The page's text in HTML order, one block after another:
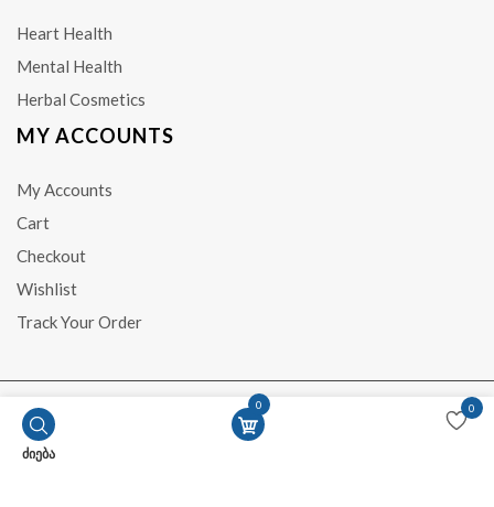
ძიება
0 0
Heart Health
Mental Health
Herbal Cosmetics
MY ACCOUNTS
My Accounts
Cart
Checkout
Wishlist
Track Your Order
საავტორო უფლება © CBS.GE 2017 - 2026. ყველა უფლება დაცულია.